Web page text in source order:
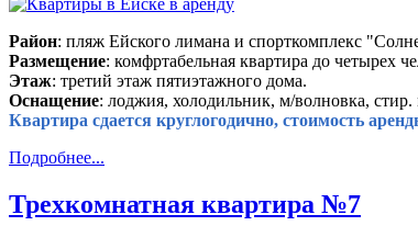
Район: пляж Ейского лимана и спорткомплекс
Размещение: комфртабельная квартира до четырех
Этаж: третий этаж пятиэтажного дома.
Оснащение: лоджия, холодильник, м/волновка,
Квартира сдается круглогодично, стоимость
Подробнее...
Трехкомнатная квартира №7